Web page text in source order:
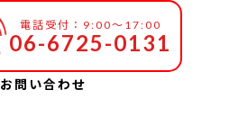
電話受付：9:00～17:00
06-6725-0131
お問い合わせ